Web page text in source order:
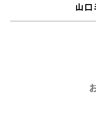
山口